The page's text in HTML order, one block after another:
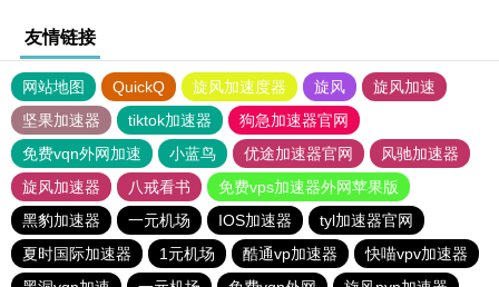
友情链接
网站地图 QuickQ 旋风加速度器 旋风
旋风加速
坚果加速器
tiktok加速器
狗急加速器官网
免费vqn外网加速
小蓝鸟 优途加速器官网
风驰加速器
旋风加速器
八戒看书
免费vps加速器外网苹果版
黑豹加速器
一元机场 IOS加速器
tyl加速器官网
夏时国际加速器
1元机场 酷通vp加速器
快喵vpv加速器